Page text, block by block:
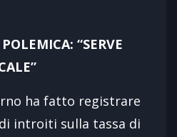
“SERVE
ha fatto registrare
introiti sulla tassa di